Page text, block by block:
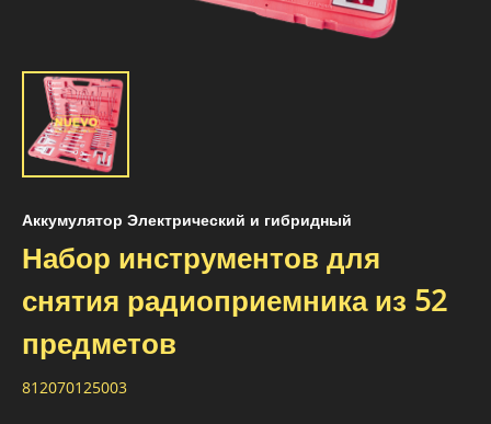
Аккумулятор Электрический и гибридный
Набор инструментов для
снятия радиоприемника из 52
предметов
812070125003